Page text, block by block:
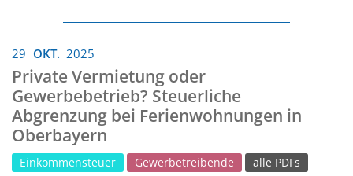
29 OKT. 2025
Private Vermietung oder
Gewerbebetrieb? Steuerliche
Abgrenzung bei Ferienwohnungen in
Oberbayern
Einkommensteuer Gewerbetreibende alle PDFs